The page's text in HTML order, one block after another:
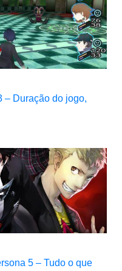
– Duração do jogo,
5 – Tudo o que